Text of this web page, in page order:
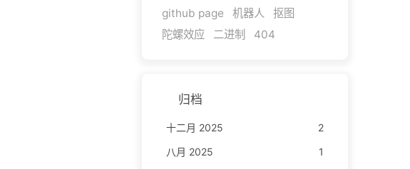
github page
机器人
抠图
陀螺效应
二进制 404
归档
十二月 2025
2
八月 2025
1